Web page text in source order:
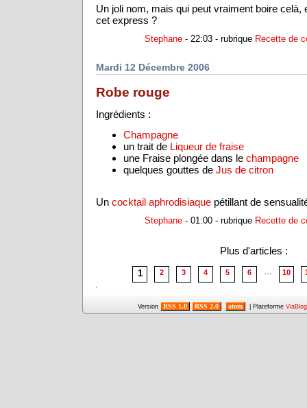
Un joli nom, mais qui peut vraiment boire celà,
cet express ?
Stephane - 22:03 - rubrique Recette de
Mardi 12 Décembre 2006
Robe rouge
Ingrédients :
Champagne
un trait de Liqueur de fraise
une Fraise plongée dans le champagne
quelques gouttes de Jus de citron
Un cocktail aphrodisiaque pétillant de
Stephane - 01:00 - rubrique Recette de
Plus d'articles :
1 2 3 4 5 6 10
Version RSS 1.0 RSS 2.0 atom | Plateforme